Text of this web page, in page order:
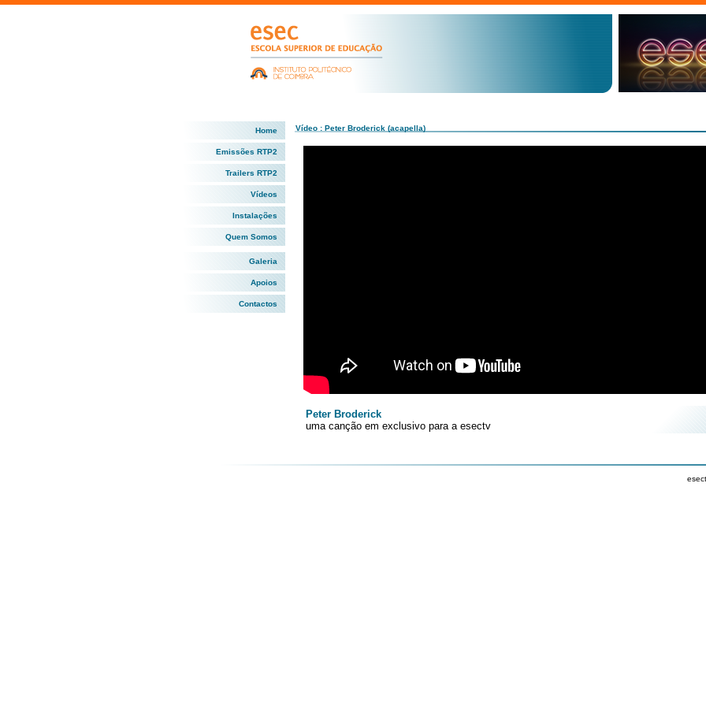
Home
Emissões RTP2
Trailers RTP2
Vídeos
Instalações
Quem Somos
Galeria
Apoios
Contactos
Vídeo : Peter Broderick (acapella)
Peter Broderick
uma canção em exclusivo para a esectv